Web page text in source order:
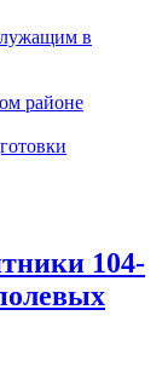
в
районе
104-